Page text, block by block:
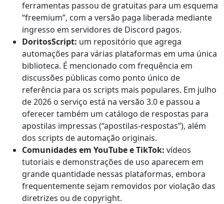
ferramentas passou de gratuitas para um esquema
“freemium”, com a versão paga liberada mediante
ingresso em servidores de Discord pagos.
DoritosScript: um repositório que agrega
automações para várias plataformas em uma única
biblioteca. É mencionado com frequência em
discussões públicas como ponto único de
referência para os scripts mais populares. Em julho
de 2026 o serviço está na versão 3.0 e passou a
oferecer também um catálogo de respostas para
apostilas impressas (“apostilas-respostas”), além
dos scripts de automação originais.
Comunidades em YouTube e TikTok: vídeos
tutoriais e demonstrações de uso aparecem em
grande quantidade nessas plataformas, embora
frequentemente sejam removidos por violação das
diretrizes ou de copyright.